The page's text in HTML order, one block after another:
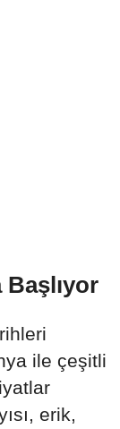
ile çeşitli
erik,